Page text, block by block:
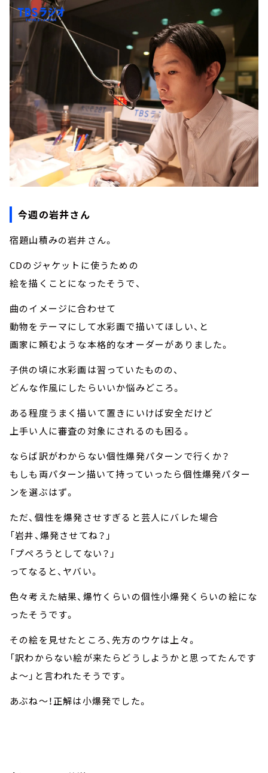
今週の岩井さん
宿題山積みの岩井さん。
CDのジャケットに使うための
絵を描くことになったそうで、
曲のイメージに合わせて
動物をテーマにして水彩画で描いてほしい、と
画家に頼むような本格的なオーダーがありました。
子供の頃に水彩画は習っていたものの、
どんな作風にしたらいいか悩みどころ。
ある程度うまく描いて置きにいけば安全だけど
上手い人に審査の対象にされるのも困る。
ならば訳がわからない個性爆発パターンで行くか？
もしも両パターン描いて持っていったら個性爆発パター
ンを選ぶはず。
ただ、個性を爆発させすぎると芸人にバレた場合
「岩井、爆発させてね？」
「プペろうとしてない？」
ってなると、ヤバい。
色々考えた結果、爆竹くらいの個性小爆発くらいの絵にな
ったそうです。
その絵を見せたところ、先方のウケは上々。
「訳わからない絵が来たらどうしようかと思ってたんです
よ～」と言われたそうです。
あぶね～！正解は小爆発でした。